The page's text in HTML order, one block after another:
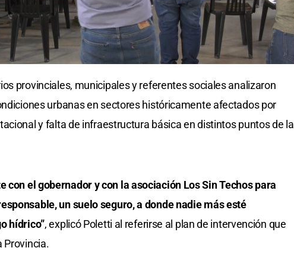
provinciales, municipales y referentes sociales analizaron
urbanas en sectores históricamente afectados por
y falta de infraestructura básica en distintos puntos de la
con el gobernador y con la asociación Los Sin Techos para
un suelo seguro, a donde nadie más esté
hídrico”, explicó Poletti al referirse al plan de intervención que
Provincia.